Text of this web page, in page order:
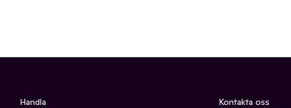
Handla Kontakta oss